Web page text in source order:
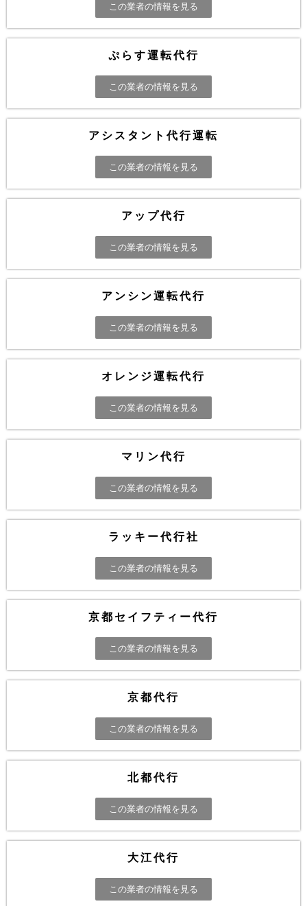
この業者の情報を見る
ぷらす運転代行
この業者の情報を見る
アシスタント代行運転
この業者の情報を見る
アップ代行
この業者の情報を見る
アンシン運転代行
この業者の情報を見る
オレンジ運転代行
この業者の情報を見る
マリン代行
この業者の情報を見る
ラッキー代行社
この業者の情報を見る
京都セイフティー代行
この業者の情報を見る
京都代行
この業者の情報を見る
北都代行
この業者の情報を見る
大江代行
この業者の情報を見る